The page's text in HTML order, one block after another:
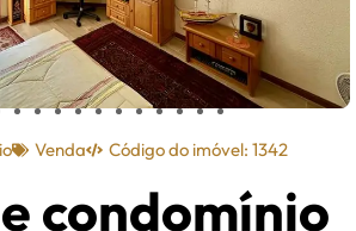
Venda Código do imóvel: 1342
condomínio